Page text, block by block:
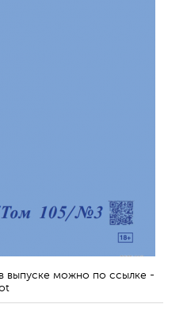
выпуске можно по ссылке -